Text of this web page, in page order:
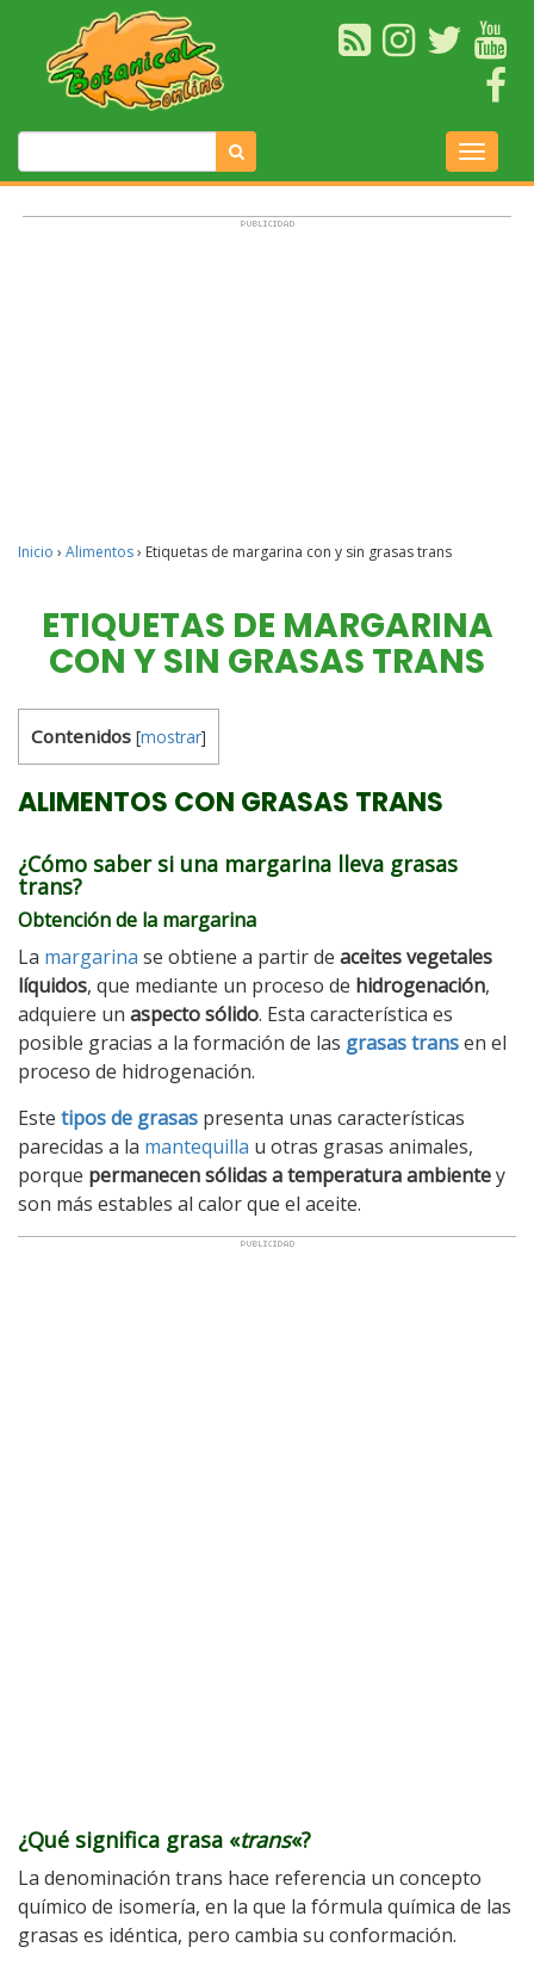
Inicio › Alimentos› Etiquetas de margarina con y sin grasas trans
ETIQUETAS DE MARGARINA
CON Y SIN GRASAS TRANS
Contenidos [mostrar]
ALIMENTOS CON GRASAS TRANS
¿Cómo saber si una margarina lleva grasas
trans?
Obtención de la margarina
La margarina se obtiene a partir de aceites vegetales
líquidos, que mediante un proceso de hidrogenación,
adquiere un aspecto sólido. Esta característica es
posible gracias a la formación de las grasas transen el
proceso de hidrogenación.
Este tipos de grasas presenta unas características
parecidas a la mantequilla u otras grasas animales,
porque permanecen sólidas a temperatura ambientey
son más estables al calor que el aceite.
¿Qué significa grasa «trans«?
La denominación trans hace referencia un concepto
químico de isomería, en la que la fórmula química de las
grasas es idéntica, pero cambia su conformación.